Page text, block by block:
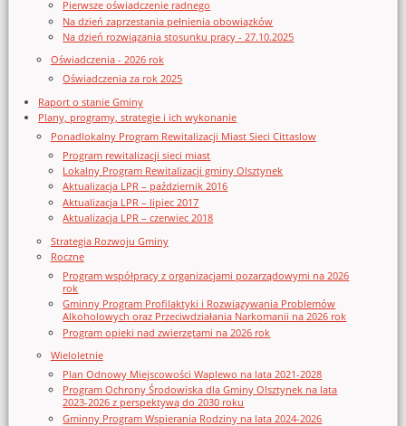
Pierwsze oświadczenie radnego
Na dzień zaprzestania pełnienia obowiązków
Na dzień rozwiązania stosunku pracy - 27.10.2025
Oświadczenia - 2026 rok
Oświadczenia za rok 2025
Raport o stanie Gminy
Plany, programy, strategie i ich wykonanie
Ponadlokalny Program Rewitalizacji Miast Sieci Cittaslow
Program rewitalizacji sieci miast
Lokalny Program Rewitalizacji gminy Olsztynek
Aktualizacja LPR – październik 2016
Aktualizacja LPR – lipiec 2017
Aktualizacja LPR – czerwiec 2018
Strategia Rozwoju Gminy
Roczne
Program współpracy z organizacjami pozarządowymi na 2026
rok
Gminny Program Profilaktyki i Rozwiązywania Problemów
Alkoholowych oraz Przeciwdziałania Narkomanii na 2026 rok
Program opieki nad zwierzętami na 2026 rok
Wieloletnie
Plan Odnowy Miejscowości Waplewo na lata 2021-2028
Program Ochrony Środowiska dla Gminy Olsztynek na lata
2023-2026 z perspektywą do 2030 roku
Gminny Program Wspierania Rodziny na lata 2024-2026